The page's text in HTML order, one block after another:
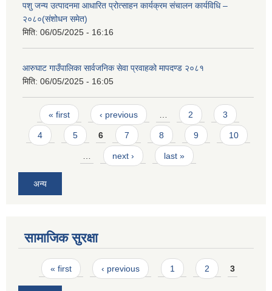
पशु जन्य उत्पादनमा आधारित प्रोत्साहन कार्यक्रम संचालन कार्यविधि –
२०८०(संशोधन समेत)
मिति: 06/05/2025 - 16:16
आरुघाट गाउँपालिका सार्वजनिक सेवा प्रवाहको मापदण्ड २०८१
मिति: 06/05/2025 - 16:05
Pages
« first ‹ previous 2 3
4 5 6 7 8 9 10
next › last »
अन्य
सामाजिक सुरक्षा
Pages
« first ‹ previous 1 2 3